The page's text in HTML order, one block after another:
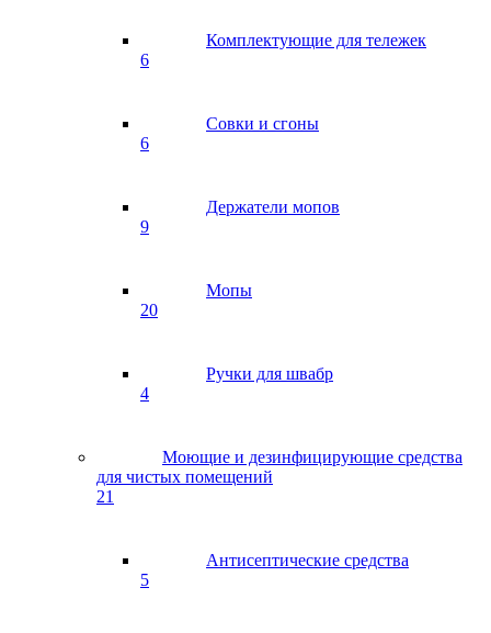
Комплектующие для тележек
6
Совки и сгоны
6
Держатели мопов
9
Мопы
20
Ручки для швабр
4
Моющие и дезинфицирующие средства
для чистых помещений
21
Антисептические средства
5